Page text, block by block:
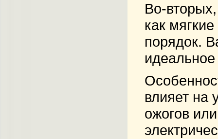
Во-
как
порядок.
влияет на
ожогов